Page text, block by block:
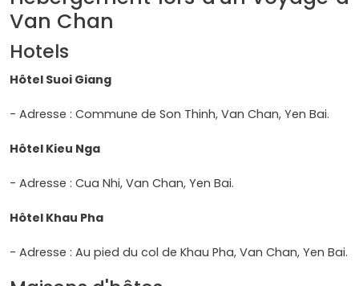
Van Chan
Hotels
Hôtel Suoi Giang
- Adresse : Commune de Son Thinh, Van Chan, Yen Bai.
Hôtel Kieu Nga
- Adresse : Cua Nhi, Van Chan, Yen Bai.
Hôtel Khau Pha
- Adresse : Au pied du col de Khau Pha, Van Chan, Yen Bai.